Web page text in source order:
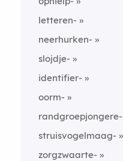
letteren-
neerhurken-
slojdje-
identifier-
oorm-
randgroepjongere-
struisvogelmaag-
zorgzwaarte-